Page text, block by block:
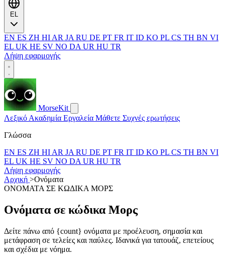
EN ES ZH HI AR JA RU DE PT FR IT ID KO PL CS TH BN VI
EL UK HE SV NO DA UR HU TR
Λήψη εφαρμογής
MorseKit
Λεξικό Ακαδημία Εργαλεία Μάθετε Συχνές ερωτήσεις
Γλώσσα
EN ES ZH HI AR JA RU DE PT FR IT ID KO PL CS TH BN VI
EL UK HE SV NO DA UR HU TR
Λήψη εφαρμογής
Αρχική >Ονόματα
ΟΝΟΜΑΤΑ ΣΕ ΚΩΔΙΚΑ ΜΟΡΣ
Ονόματα σε κώδικα Μορς
Δείτε πάνω από {count} ονόματα με προέλευση, σημασία και
μετάφραση σε τελείες και παύλες. Ιδανικά για τατουάζ, επετείους
και σχέδια με νόημα.